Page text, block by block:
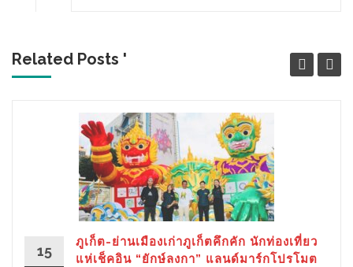
Related Posts '
15
ภูเก็ต-ย่านเมืองเก่าภูเก็ตคึกคัก นักท่องเที่ยว
แห่เช็คอิน “ยักษ์ลงกา” แลนด์มาร์กโปรโมต